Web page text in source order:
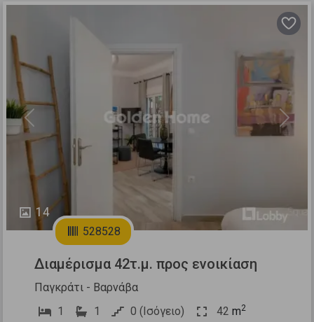
14
Previous Next
528528
Διαμέρισμα 42τ.μ. προς ενοικίαση
Παγκράτι - Βαρνάβα
1
1 0 (Ισόγειο) 42 m2